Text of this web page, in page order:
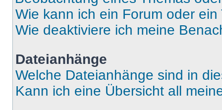
Wie kann ich ein Forum oder
Wie deaktiviere ich meine
Dateianhänge
Welche Dateianhänge sind in
Kann ich eine Übersicht all